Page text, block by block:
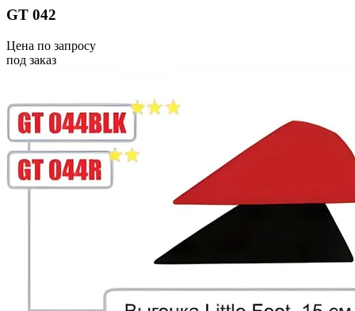
GT 042
Цена по запросу
под заказ